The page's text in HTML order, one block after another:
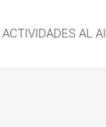
ACTIVIDADES AL